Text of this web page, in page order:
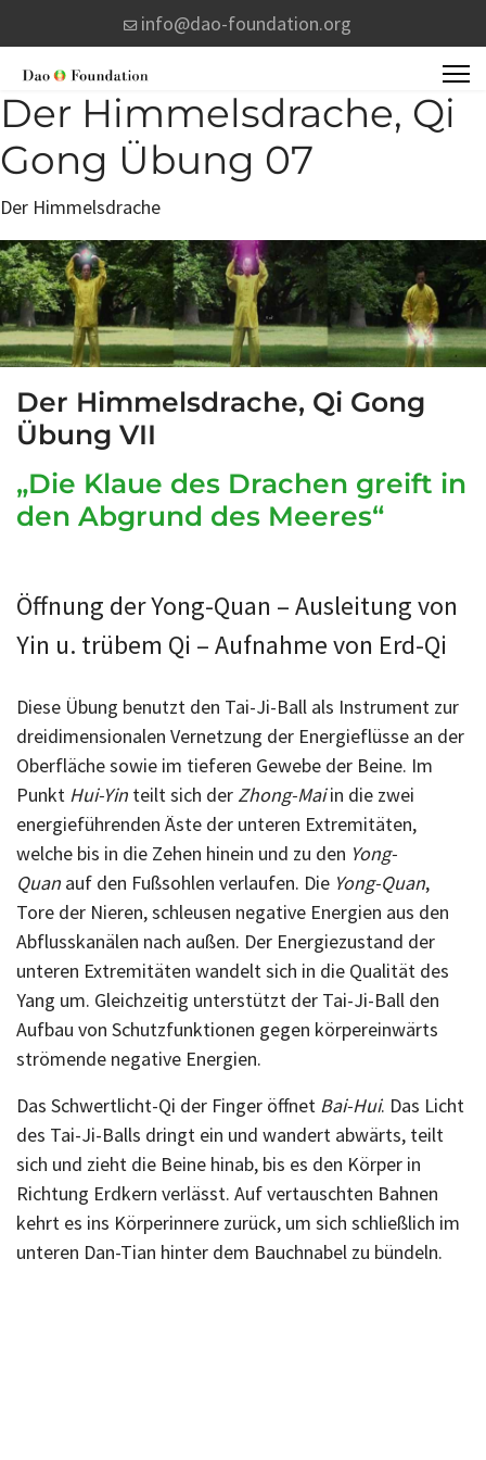
info@dao-foundation.org
Der Himmelsdrache, Qi
Gong Übung 07
Der Himmelsdrache
Der Himmelsdrache, Qi Gong
Übung VII
„Die Klaue des Drachen greift in
den Abgrund des Meeres“
Öffnung der Yong-Quan – Ausleitung von
Yin u. trübem Qi – Aufnahme von Erd-Qi
Diese Übung benutzt den Tai-Ji-Ball als Instrument zur
dreidimensionalen Vernetzung der Energieflüsse an der
Oberfläche sowie im tieferen Gewebe der Beine. Im
Punkt Hui-Yin teilt sich der Zhong-Maiin die zwei
energieführenden Äste der unteren Extremitäten,
welche bis in die Zehen hinein und zu den Yong-
Quan auf den Fußsohlen verlaufen. Die Yong-Quan,
Tore der Nieren, schleusen negative Energien aus den
Abflusskanälen nach außen. Der Energiezustand der
unteren Extremitäten wandelt sich in die Qualität des
Yang um. Gleichzeitig unterstützt der Tai-Ji-Ball den
Aufbau von Schutzfunktionen gegen körpereinwärts
strömende negative Energien.
Das Schwertlicht-Qi der Finger öffnet Bai-Hui. Das Licht
des Tai-Ji-Balls dringt ein und wandert abwärts, teilt
sich und zieht die Beine hinab, bis es den Körper in
Richtung Erdkern verlässt. Auf vertauschten Bahnen
kehrt es ins Körperinnere zurück, um sich schließlich im
unteren Dan-Tian hinter dem Bauchnabel zu bündeln.